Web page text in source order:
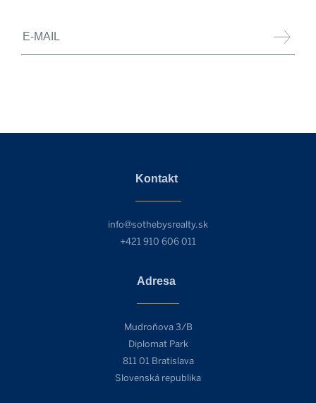
Kontakt
info@sothebysrealty.sk
+421 910 606 011
Adresa
Mudroňova 3/B
Diplomat Park
811 01 Bratislava
Slovenská republika